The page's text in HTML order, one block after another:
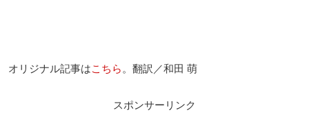
オリジナル記事はこちら 。翻訳／和田 萌
スポンサーリンク